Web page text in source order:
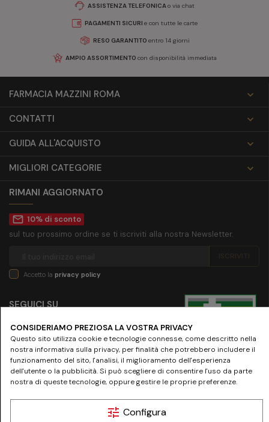
ASSISTENZA TELEFONICAo via chat
PAGAMENTI SICURI e con tutte le carte
RESO GARANTITO entro 14 giorni
AMPIO ASSORTIMENTO con disponibilità immediata
FARMACIA MAZZINI ROMA

CONTATTI

GUIDA ALL'ACQUISTO

MIGLIORI CATEGORIE

RIMANI AGGIORNATO
mail_outline 10% di sconto
sul tuo prossimo ordine se ti iscriviti alla nostra Newsletter.
Accetto la privacy policy
SEGUICI SU
© 2024 www.farmaciamazziniroma.it | Farmacia Mazzini SNC - Piazza Giuseppe
CONSIDERIAMO PREZIOSA LA VOSTRA PRIVACY
Questo sito utilizza cookie e tecnologie connesse, come descritto nella
nostra informativa sulla privacy, per finalità che potrebbero includere il
funzionamento del sito, l'analisi, il miglioramento dell'esperienza
dell'utente o la pubblicità. Si può scegliere di consentire l'uso da parte
nostra di queste tecnologie, oppure gestire le proprie preferenze.
tune Configura